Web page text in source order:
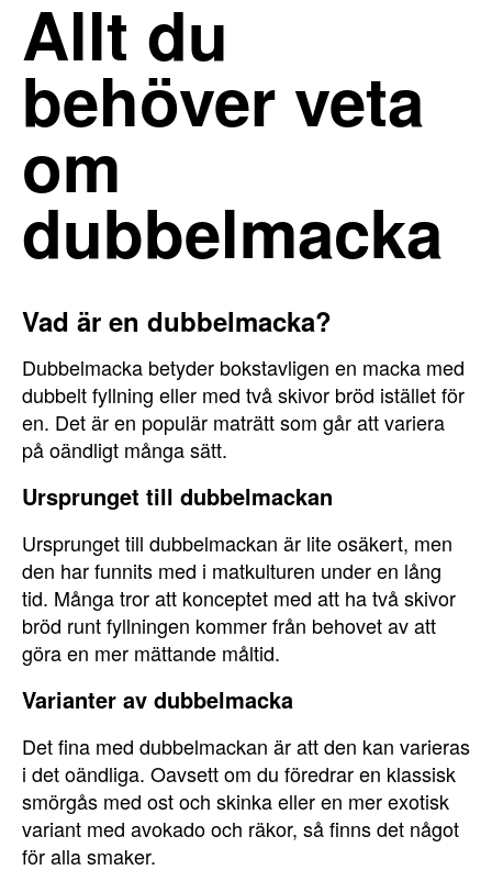
Allt du
behöver veta
om
dubbelmacka
Vad är en dubbelmacka?
Dubbelmacka betyder bokstavligen en macka med
dubbelt fyllning eller med två skivor bröd istället för
en. Det är en populär maträtt som går att variera
på oändligt många sätt.
Ursprunget till dubbelmackan
Ursprunget till dubbelmackan är lite osäkert, men
den har funnits med i matkulturen under en lång
tid. Många tror att konceptet med att ha två skivor
bröd runt fyllningen kommer från behovet av att
göra en mer mättande måltid.
Varianter av dubbelmacka
Det fina med dubbelmackan är att den kan varieras
i det oändliga. Oavsett om du föredrar en klassisk
smörgås med ost och skinka eller en mer exotisk
variant med avokado och räkor, så finns det något
för alla smaker.